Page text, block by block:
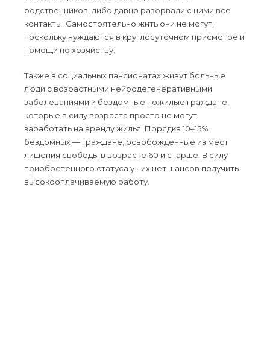
родственников, либо давно разорвали с ними все
контакты. Самостоятельно жить они не могут,
поскольку нуждаются в круглосуточном присмотре и
помощи по хозяйству.
Также в социальных пансионатах живут больные
люди с возрастными нейродегенеративными
заболеваниями и бездомные пожилые граждане,
которые в силу возраста просто не могут
заработать на аренду жилья. Порядка 10–15%
бездомных — граждане, освобожденные из мест
лишения свободы в возрасте 60 и старше. В силу
приобретенного статуса у них нет шансов получить
высокооплачиваемую работу.